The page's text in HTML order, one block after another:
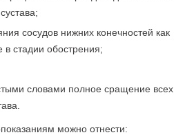
сосудов нижних конечностей как
в стадии обострения;
словами полное сращение всех
можно отнести: